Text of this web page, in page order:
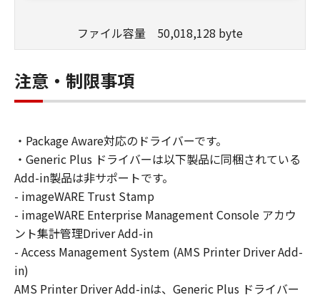
（本契約書においては、「本ソフトウェア」を
ること、またはコンピューターにおいて表示す
ること、アクセスすること、もしくは実行する
ことのいずれも含むものとします。）するため
お客様は、また「指定機器」にネットワークを
通じて接続されたコンピューター上で、かかる
コンピューターの使用者に対して「本ソフトウ
ェア」を使用させることができますが、かかる
コンピューターの使用者に本契約書上の義務お
よび条件を遵守させるとともに、その履行に関
し全責任を負うことを条件とします。
(2) お客様は、上記(1)に基づいて「本ソフトウ
「本ソフトウェア」を１部、複製することがで
ファイル容量 50,018,128 byte
注意・制限事項
・Package Aware対応のドライバーです。
・Generic Plus ドライバーは以下製品に同梱されている
Add-in製品は非サポートです。
- imageWARE Trust Stamp
- imageWARE Enterprise Management Console アカウ
ント集計管理Driver Add-in
- Access Management System (AMS Printer Driver Add-
in)
AMS Printer Driver Add-inは、Generic Plus ドライバー